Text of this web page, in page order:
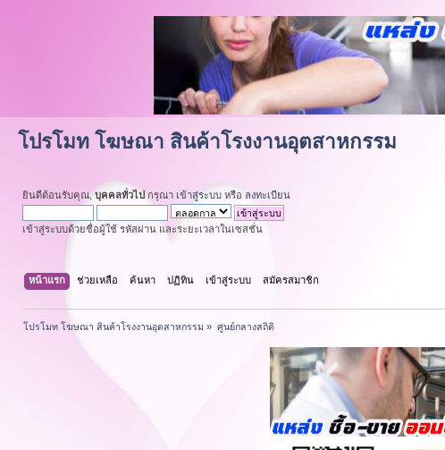
โปรโมท โฆษณา สินค้าโรงงานอุตสาหกรรม
ยินดีต้อนรับคุณ,บุคคลทั่วไปกรุณา เข้าสู่ระบบ หรือ ลงทะเบียน
เข้าสู่ระบบด้วยชื่อผู้ใช้ รหัสผ่าน และระยะเวลาในเซสชั่น
หน้าแรก ช่วยเหลือ ค้นหา ปฏิทิน เข้าสู่ระบบ สมัครสมาชิก
โปรโมท โฆษณา สินค้าโรงงานอุตสาหกรรม » ศูนย์กลางสถิติ